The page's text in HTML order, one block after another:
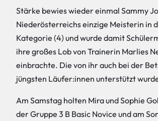
Stärke bewies wieder einmal Sammy
Niederösterreichs einzige Meisterin in
Kategorie (4) und wurde damit
ihre großes Lob von Trainerin Marlies
einbrachte. Die von ihr auch bei der
jüngsten Läufer:innen unterstützt
Am Samstag holten Mira und Sophie
der Gruppe 3 B Basic Novice und am